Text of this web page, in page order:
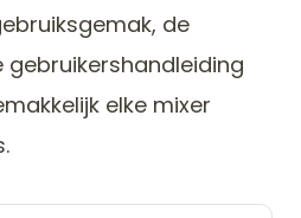
de
elke mixer